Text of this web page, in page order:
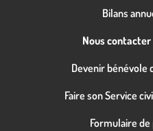
Bilans
Nous
Devenir bénévole
Faire son Service
Formulaire